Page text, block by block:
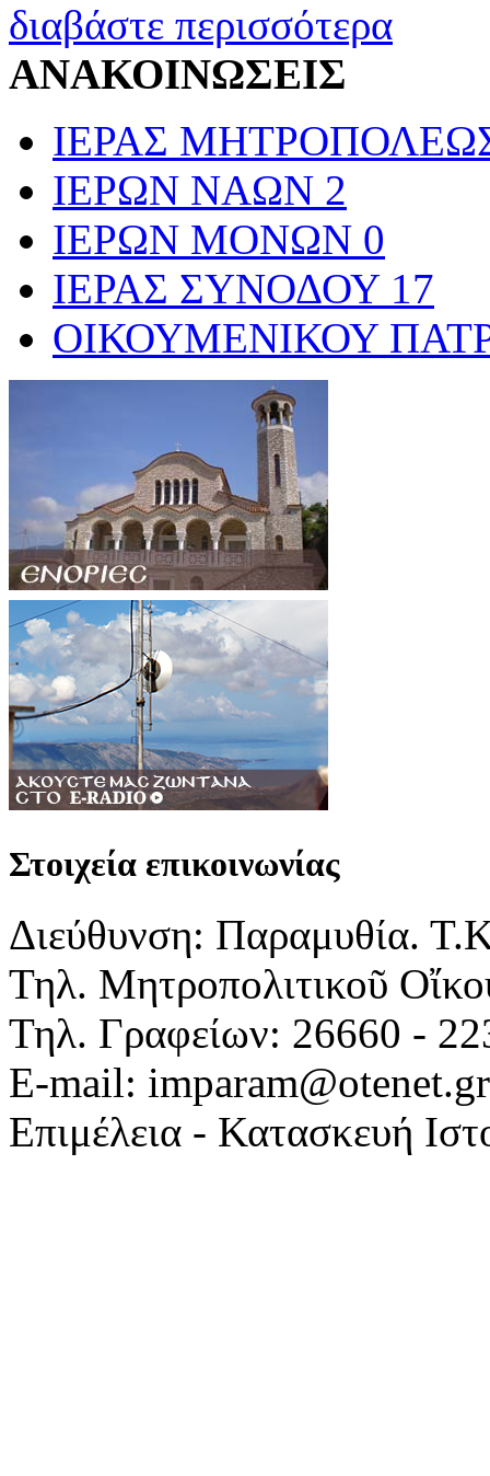
διαβάστε περισσότερα
ΑΝΑΚΟΙΝΩΣΕΙΣ
ΙΕΡΑΣ
ΙΕΡΩΝ ΝΑΩΝ 2
ΙΕΡΩΝ ΜΟΝΩΝ 0
ΙΕΡΑΣ ΣΥΝΟΔΟΥ 17
ΟΙΚΟΥΜΕΝΙΚΟΥ
Στοιχεία επικοινωνίας
Διεύθυνση: Παραμυθία.
Τηλ. Μητροπολιτικοῦ
Τηλ. Γραφείων: 26660 -
E-mail: imparam@otenet.gr
Επιμέλεια - Κατασκευή